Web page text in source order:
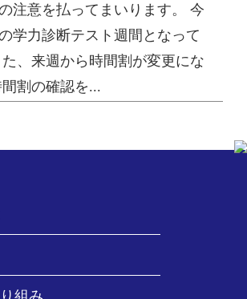
注意を払ってまいります。 今
学力診断テスト週間となって
、来週から時間割が変更にな
割の確認を...